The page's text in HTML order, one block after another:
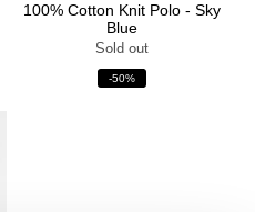
100% Cotton Knit Polo - Sky
Blue
Sold out
-50%